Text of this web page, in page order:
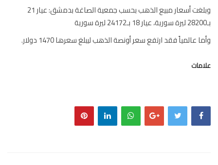
وبلغت أسعار مبيع الذهب بحسب جمعية الصاغة بدمشق: عيار 21
عالمياً فقد ارتفع سعر أونصة الذهب ليبلغ سعرها 1470 دولار.